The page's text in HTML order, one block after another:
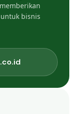
bisnis